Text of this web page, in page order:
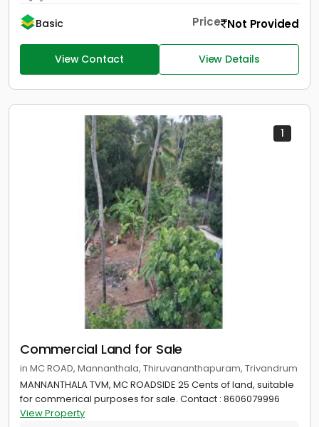
Basic Price Not Provided
View Contact View Details
1
Commercial Land for Sale
in MC ROAD, Mannanthala, Thiruvananthapuram, Trivandrum
MANNANTHALA TVM, MC ROADSIDE 25 Cents of land, suitable
for commerical purposes for sale. Contact : 8606079996
View Property